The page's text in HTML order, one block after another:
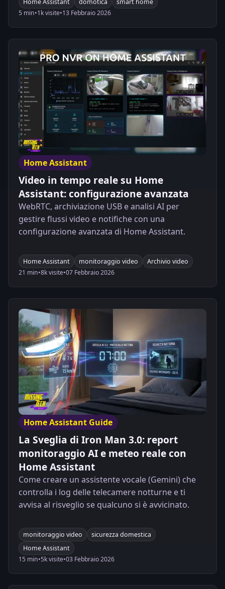
Home Assistant domotica
smart home
5 min•1k visite•13 Febbraio 2026
Home Assistant
Video in tempo reale su Home
Assistant: configurazione avanzata
WebRTC, archiviazione USB e analisi AI per
gestire flussi video e notifiche con una
configurazione avanzata di Home Assistant.
Home Assistant monitoraggio video
Archivio video
21 min•8k visite•07 Febbraio 2026
Home Assistant Guide
La Sveglia di Iron Man 3.0: report
monitoraggio AI e meteo reale con
Home Assistant
Come creare un assistente vocale (Gemini) che
controlla i log delle telecamere notturne e ti
avvisa al risveglio se qualcuno si è avvicinato.
monitoraggio video
sicurezza domestica
Home Assistant
15 min•5k visite•03 Febbraio 2026